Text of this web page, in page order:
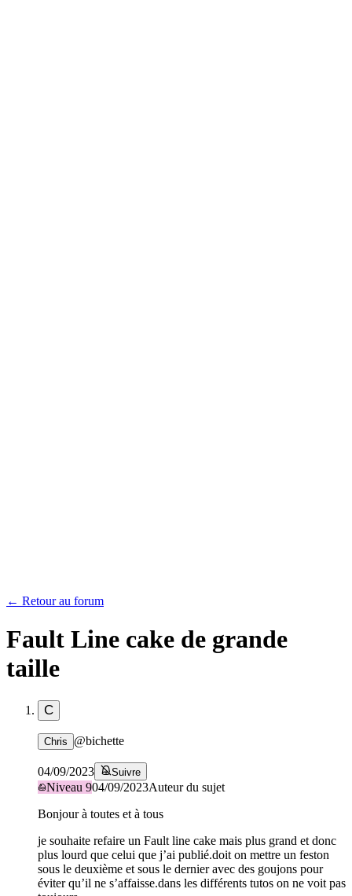
← Retour au forum
Fault Line cake de grande
taille
C
Chris @bichette
04/09/2023 Suivre
Niveau 904/09/2023Auteur du sujet
Bonjour à toutes et à tous
je souhaite refaire un Fault line cake mais plus grand et donc
plus lourd que celui que j’ai publié.doit on mettre un feston
sous le deuxième et sous le dernier avec des goujons pour
éviter qu’il ne s’affaisse.dans les différents tutos on ne voit pas